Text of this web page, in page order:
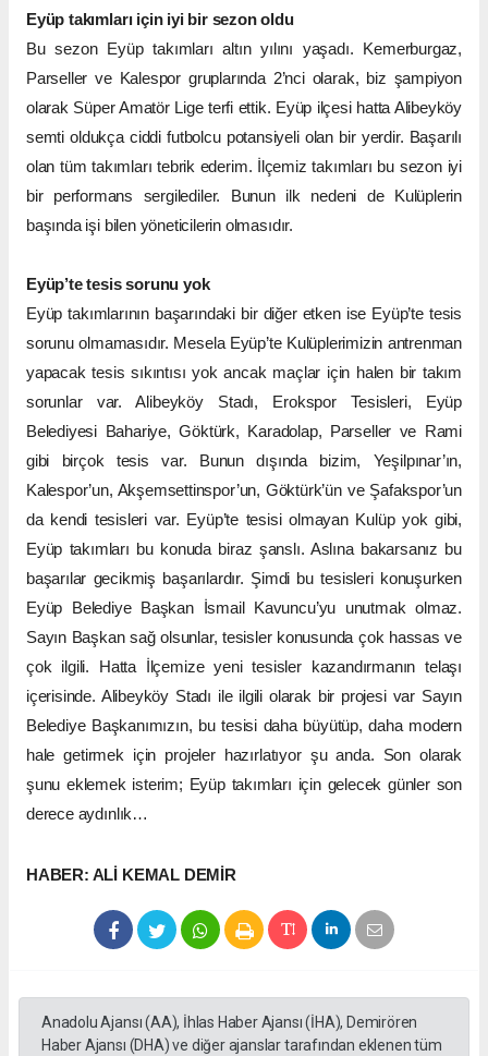
Eyüp takımları için iyi bir sezon oldu
Bu sezon Eyüp takımları altın yılını yaşadı. Kemerburgaz,
Parseller ve Kalespor gruplarında 2’nci olarak, biz şampiyon
olarak Süper Amatör Lige terfi ettik. Eyüp ilçesi hatta Alibeyköy
semti oldukça ciddi futbolcu potansiyeli olan bir yerdir. Başarılı
olan tüm takımları tebrik ederim. İlçemiz takımları bu sezon iyi
bir performans sergilediler. Bunun ilk nedeni de Kulüplerin
başında işi bilen yöneticilerin olmasıdır.
Eyüp’te tesis sorunu yok
Eyüp takımlarının başarındaki bir diğer etken ise Eyüp’te tesis
sorunu olmamasıdır. Mesela Eyüp’te Kulüplerimizin antrenman
yapacak tesis sıkıntısı yok ancak maçlar için halen bir takım
sorunlar var. Alibeyköy Stadı, Erokspor Tesisleri, Eyüp
Belediyesi Bahariye, Göktürk, Karadolap, Parseller ve Rami
gibi birçok tesis var. Bunun dışında bizim, Yeşilpınar’ın,
Kalespor’un, Akşemsettinspor’un, Göktürk’ün ve Şafakspor’un
da kendi tesisleri var. Eyüp’te tesisi olmayan Kulüp yok gibi,
Eyüp takımları bu konuda biraz şanslı. Aslına bakarsanız bu
başarılar gecikmiş başarılardır. Şimdi bu tesisleri konuşurken
Eyüp Belediye Başkan İsmail Kavuncu’yu unutmak olmaz.
Sayın Başkan sağ olsunlar, tesisler konusunda çok hassas ve
çok ilgili. Hatta İlçemize yeni tesisler kazandırmanın telaşı
içerisinde. Alibeyköy Stadı ile ilgili olarak bir projesi var Sayın
Belediye Başkanımızın, bu tesisi daha büyütüp, daha modern
hale getirmek için projeler hazırlatıyor şu anda. Son olarak
şunu eklemek isterim; Eyüp takımları için gelecek günler son
derece aydınlık…
HABER: ALİ KEMAL DEMİR
Anadolu Ajansı (AA), İhlas Haber Ajansı (İHA), Demirören
Haber Ajansı (DHA) ve diğer ajanslar tarafından eklenen tüm